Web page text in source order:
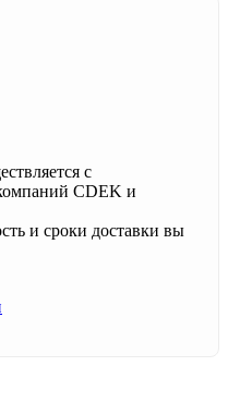
с
CDEK и
и сроки доставки вы